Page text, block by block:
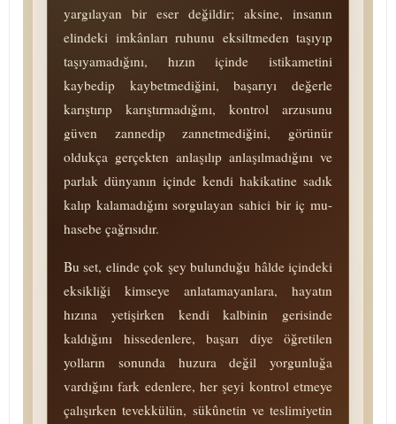
yargılayan bir eser değildir; aksine, insanın
elindeki imkânları ruhunu eksiltmeden taşıyıp
taşıyamadığını, hızın içinde istikametini
kaybedip kaybetmediğini, başarıyı değerle
karıştırıp karıştırmadığını, kontrol arzusunu
güven zannedip zannetmediğini, görünür
oldukça gerçekten anlaşılıp anlaşılmadığını ve
parlak dünyanın içinde kendi hakikatine sadık
kalıp kalamadığını sorgulayan sahici bir iç mu­
ha­se­be çağrısıdır.
Bu set, elinde çok şey bulunduğu hâlde içindeki
eksikliği kimseye anlatamayanlara, hayatın
hızına yetişirken kendi kalbinin gerisinde
kaldığını hissedenlere, başarı diye öğretilen
yolların sonunda huzura değil yorgunluğa
vardığını fark edenlere, her şeyi kontrol etmeye
çalışırken tevekkülün, sükûnetin ve teslimiyetin